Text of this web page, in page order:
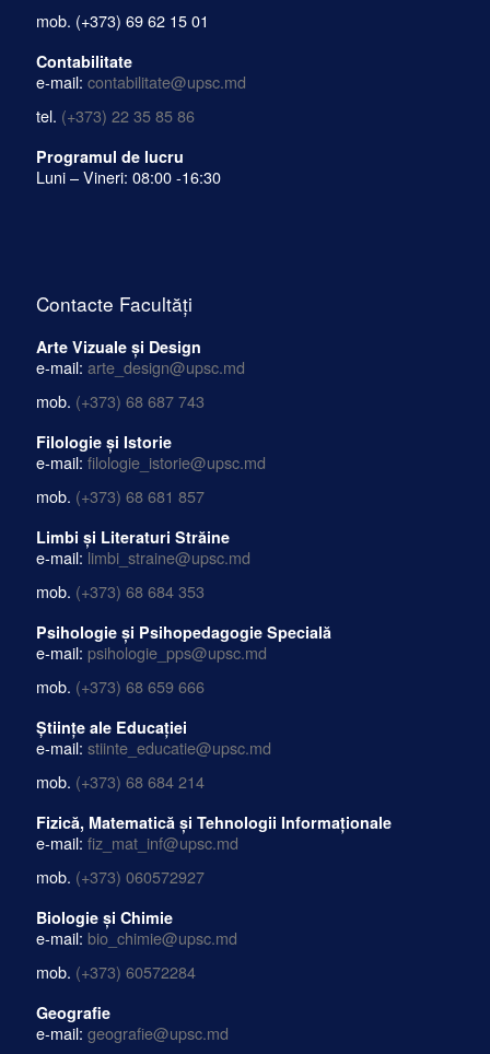
mob. (+373) 69 62 15 01
Contabilitate
e-mail: contabilitate@upsc.md
tel. (+373) 22 35 85 86
Programul de lucru
Luni – Vineri: 08:00 -16:30
Contacte Facultăți
Arte Vizuale și Design
e-mail: arte_design@upsc.md
mob. (+373) 68 687 743
Filologie și Istorie
e-mail: filologie_istorie@upsc.md
mob. (+373) 68 681 857
Limbi și Literaturi Străine
e-mail: limbi_straine@upsc.md
mob. (+373) 68 684 353
Psihologie și Psihopedagogie Specială
e-mail: psihologie_pps@upsc.md
mob. (+373) 68 659 666
Științe ale Educației
e-mail: stiinte_educatie@upsc.md
mob. (+373) 68 684 214
Fizică, Matematică și Tehnologii Informaționale
e-mail: fiz_mat_inf@upsc.md
mob. (+373) 060572927
Biologie și Chimie
e-mail: bio_chimie@upsc.md
mob. (+373) 60572284
Geografie
e-mail: geografie@upsc.md